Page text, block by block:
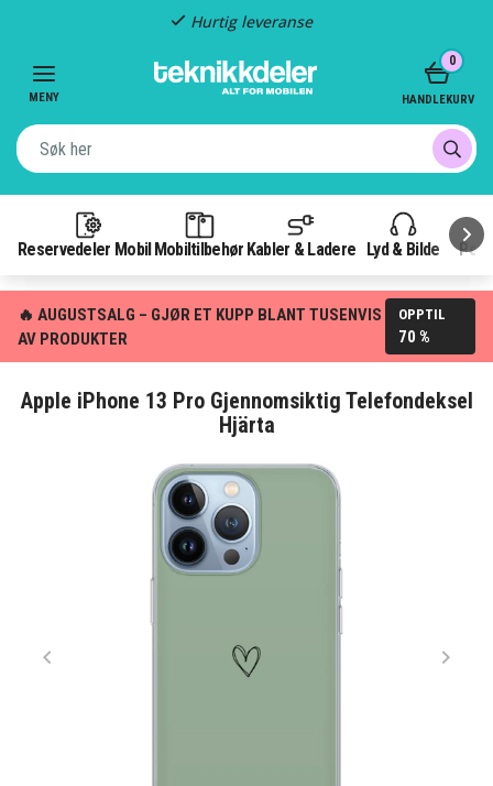
Hurtig leveranse
MENY
Reservedeler Mobil Mobiltilbehør Kabler & Ladere Lyd & Bilde
0
HANDLEKURV
🔥 AUGUSTSALG – GJØR ET KUPP BLANT TUSENVIS
AV PRODUKTER
OPPTIL
70 %
Apple iPhone 13 Pro Gjennomsiktig Telefondeksel
Hjärta